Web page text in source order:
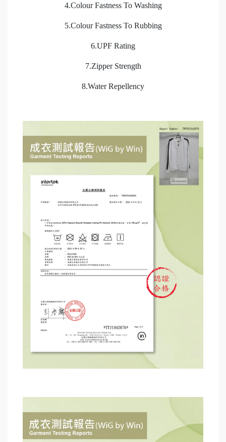
4.Colour Fastness To Washing
5.Colour Fastness To Rubbing
6.UPF Rating
7.Zipper Strength
8.Water Repellency